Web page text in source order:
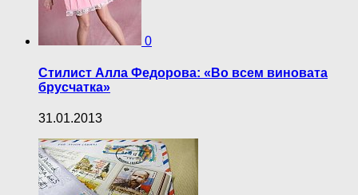
0
Стилист Алла Федорова: «Во всем виновата
брусчатка»
31.01.2013